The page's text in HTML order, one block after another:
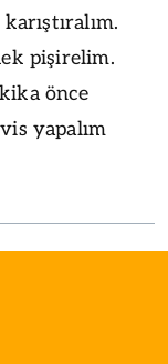
pişirelim.
önce
yapalım